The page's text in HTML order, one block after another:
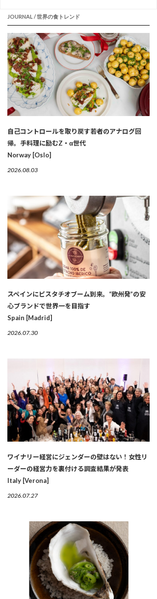
JOURNAL / 世界の食トレンド
自己コントロールを取り戻す若者のアナログ回
帰。手料理に励むZ・α世代
Norway [Oslo]
2026.08.03
スペインにピスタチオブーム到来。“欧州発”の安
心ブランドで世界一を目指す
Spain [Madrid]
2026.07.30
ワイナリー経営にジェンダーの壁はない！女性リ
ーダーの経営力を裏付ける調査結果が発表
Italy [Verona]
2026.07.27